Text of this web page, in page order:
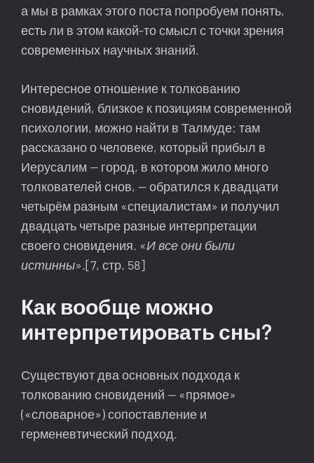
а мы в рамках этого поста попробуем понять,
есть ли в этом какой-то смысл с точки зрения
современных научных знаний.
Интересное отношение к толкованию
сновидений, близкое к позициям современной
психологии, можно найти в Талмуде: там
рассказано о человеке, который прибыл в
Иерусалим — город, в котором жило много
толкователей снов, — обратился к двадцати
четырём разным «специалистам» и получил
двадцать четыре разные интерпретации
своего сновидения. «И все они были
истинны».[7, стр. 58]
Как вообще можно
интерпретировать сны?
Существуют два основных подхода к
толкованию сновидений — «прямое»
(«словарное») сопоставление и
герменевтический подход.